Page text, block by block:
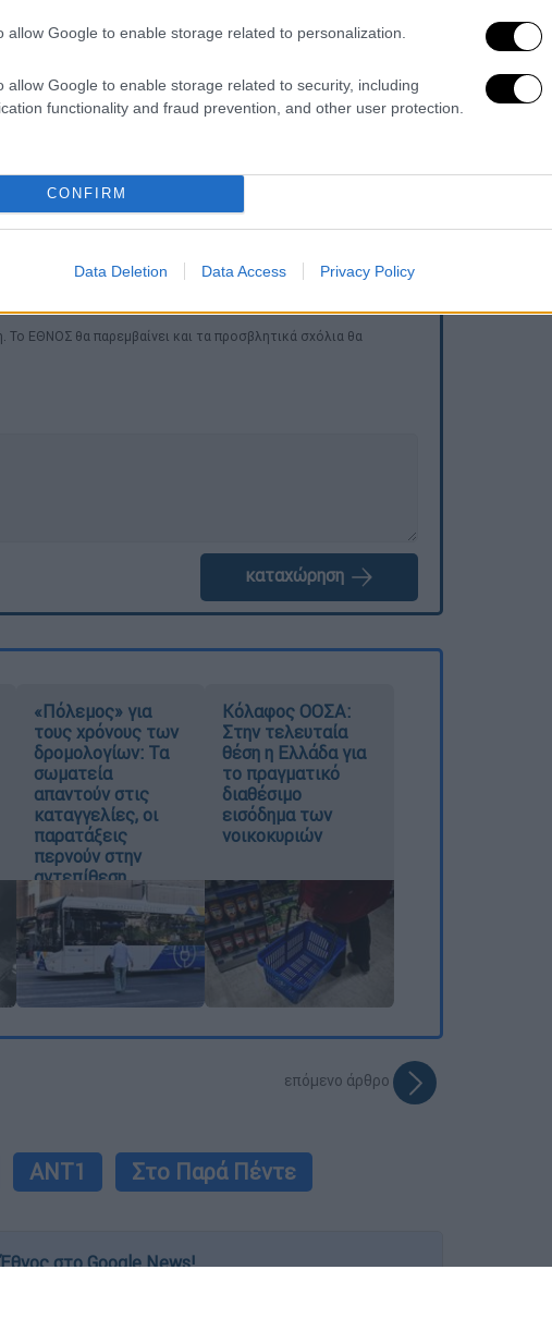
allow Google to enable storage related to personalization.
allow Google to enable storage related to security, including
functionality and fraud prevention, and other user protection.
CONFIRM
Data Deletion Data Access Privacy Policy
για Ρουκ Ζουκ και αλλαγή ώρας 🤣
pic.twitter.com/vjBSiCnNYR
στον ρόλο της Αμαλίας, σχολιάζει με
Ας μη μιλήσω καλύτερα
με την πραγματική ζωή να είναι εμφανής.
ΕΘΝΟΣ θα παρεμβαίνει και τα προσβλητικά σχόλια θα
καταχώρηση
«Πόλεμος» για
τους χρόνους των
δρομολογίων: Τα
σωματεία
απαντούν στις
καταγγελίες, οι
παρατάξεις
περνούν στην
αντεπίθεση
Κόλαφος ΟΟΣΑ:
Στην τελευταία
θέση η Ελλάδα για
το πραγματικό
διαθέσιμο
εισόδημα των
νοικοκυριών
επόμενο άρθρο
ΑΝΤ1 Στο Παρά Πέντε
στο Google News!